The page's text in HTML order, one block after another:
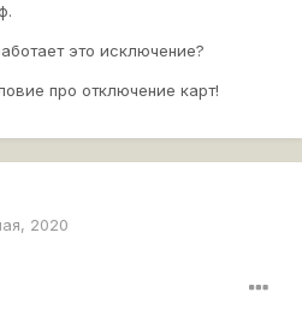
это исключение?
про отключение карт!
2020